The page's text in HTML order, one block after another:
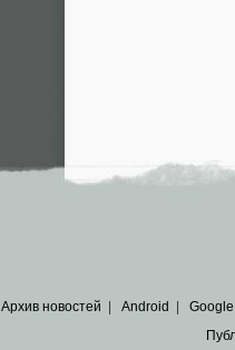
Архив новостей Android Google